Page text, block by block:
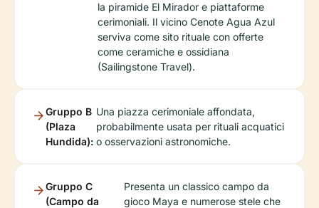
la piramide El Mirador e piattaforme
cerimoniali. Il vicino Cenote Agua Azul
serviva come sito rituale con offerte
come ceramiche e ossidiana
(Sailingstone Travel).
Gruppo B
(Plaza
Hundida):
Una piazza cerimoniale affondata,
probabilmente usata per rituali acquatici
o osservazioni astronomiche.
Gruppo C
(Campo da
Presenta un classico campo da
gioco Maya e numerose stele che